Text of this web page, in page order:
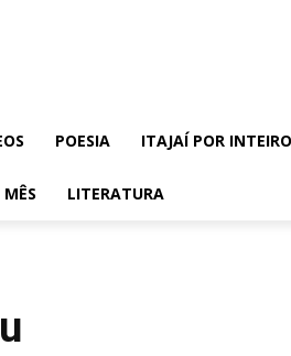
POESIA ITAJAÍ POR INTEIRO
LITERATURA